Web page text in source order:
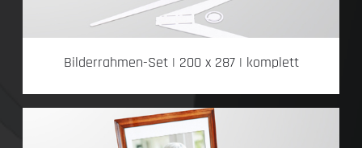
Bilderrahmen-Set | 200 x 287 | komplett